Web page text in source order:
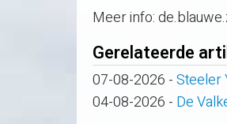
Meer info:
Gerelateerde
07-08-2026 -Steeler
04-08-2026 - De